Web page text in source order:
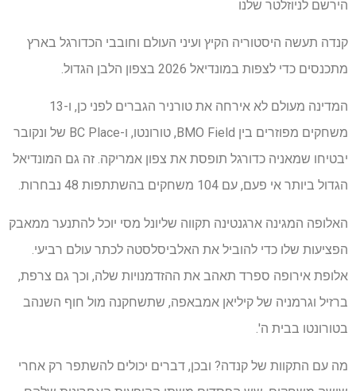
הירשם לניוזלטר שלנו
קנדה תעשה היסטוריה הקיץ ועיני העולם וחובבי הכדורגל בארץ
מתכנסים כדי לצפות במונדיאל 2026 בצפון הלבן הגדול.
המדינה מעולם לא אירחה את טורניר הגברים לפני כן, ו-13
משחקים מפוזרים בין BMO Field, טורונטו, ו-BC Place של ונקובר
יבטיחו שמאניה כדורגל תופסת את צפון אמריקה. זה גם המונדיאל
הגדול ביותר אי פעם, עם 104 משחקים בהשתתפות 48 נבחרות.
האלופה המגינה ארגנטינה תקווה שליונל מסי יוכל להתנער ממאבק
הפציעות שלו כדי להוביל את האלביסלסטה לכתר עולם רביעי.
אלופת אירופה ספרד תאהב את ההזדמנויות שלה, וכך גם צרפת,
ברזיל וגרמניה של קיליאן אמבאפה, שתשחקנה מול חוף השנהב
בטורונטו בבית ה'.
מה עם התקוות של קנדה? ובכן, דברים יכולים להשתפר רק אחרי